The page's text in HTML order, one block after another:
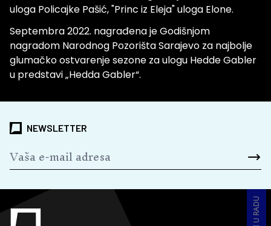
uloga Policajke Pašić, "Princ iz Eleja" uloga Elone.
Septembra 2022. nagrađena je Godišnjom
nagradom Narodnog Pozorišta Sarajevo za najbolje
glumačko ostvarenje sezone za ulogu Hedde Gabler
u predstavi „Hedda Gabler“.
NEWSLETTER